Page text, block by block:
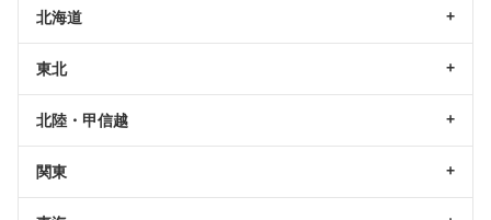
北海道
東北
北陸・甲信越
関東